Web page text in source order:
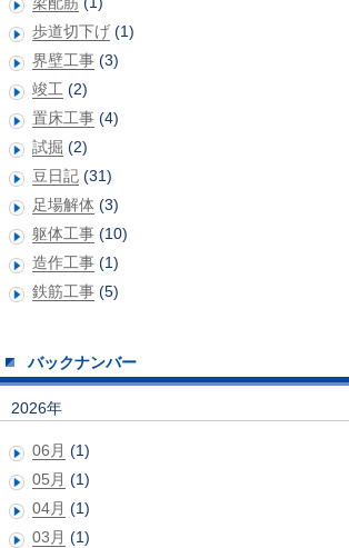
歩道切下げ (1)
界壁工事 (3)
竣工 (2)
置床工事 (4)
試掘 (2)
豆日記 (31)
足場解体 (3)
躯体工事 (10)
造作工事 (1)
鉄筋工事 (5)
バックナンバー
2026年
06月 (1)
05月 (1)
04月 (1)
03月 (1)